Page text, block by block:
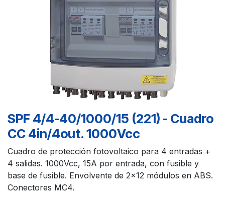
SPF 4/4-40/1000/15 (221) - Cuadro
CC 4in/4out. 1000Vcc
Cuadro de protección fotovoltaico para 4 entradas +
4 salidas. 1000Vcc, 15A por entrada, con fusible y
base de fusible. Envolvente de 2x12 módulos en ABS.
Conectores MC4.